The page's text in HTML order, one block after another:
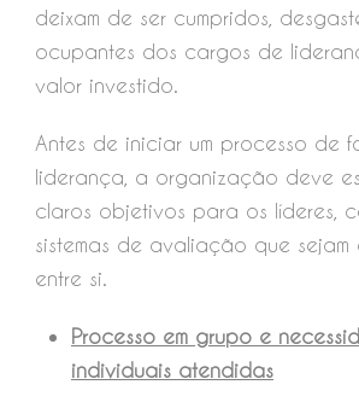
deixam de ser cumpridos,
ocupantes dos cargos de
valor investido.
Antes de iniciar um processo de
liderança, a organização deve
claros objetivos para os líderes,
sistemas de avaliação que sejam
entre si.
Processo em grupo e
individuais atendidas